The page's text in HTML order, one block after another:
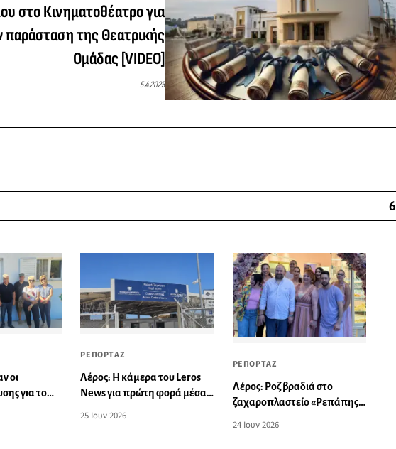
στο Κινηματοθέατρο για
παράσταση της Θεατρικής
Ομάδας [VIDEO]
5.4.2025
6
οι
για το
ΡΕΠΟΡΤΑΖ
Λέρος: Η κάμερα του Leros
News για πρώτη φορά μέσα
25 Ιουν 2026
ΡΕΠΟΡΤΑΖ
Λέρος: Ροζ βραδιά στο
ζαχαροπλαστείο «Ρεπάπης»
24 Ιουν 2026